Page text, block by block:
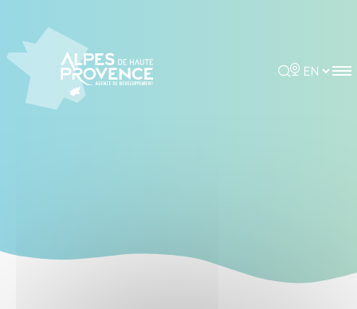
Rechercher
Choisir la